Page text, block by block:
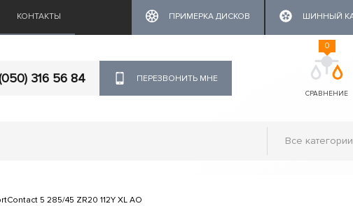
КОНТАКТЫ ПРИМЕРКА ДИСКОВ ШИННЫЙ
(050) 316 56 84 ПЕРЕЗВОНИТЬ МНЕ
СРАВНЕНИЕ
0
5 285/45 ZR20 112Y XL AO